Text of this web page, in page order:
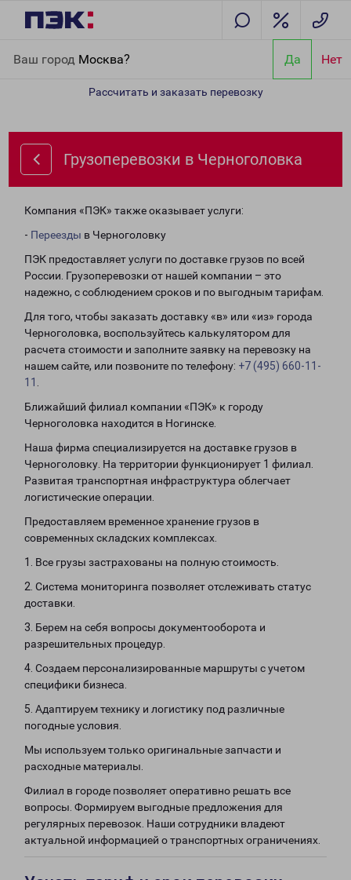
Ваш город Москва? Да Нет
Рассчитать и заказать перевозку
Грузоперевозки в Черноголовка
Компания «ПЭК» также оказывает услуги:
- Переезды в Черноголовку
ПЭК предоставляет услуги по доставке грузов по всей
России. Грузоперевозки от нашей компании – это
надежно, с соблюдением сроков и по выгодным тарифам.
Для того, чтобы заказать доставку «в» или «из» города
Черноголовка, воспользуйтесь калькулятором для
расчета стоимости и заполните заявку на перевозку на
нашем сайте, или позвоните по телефону: +7 (495) 660-11-
11
Ближайший филиал компании «ПЭК» к городу
Черноголовка находится в Ногинске.
Наша фирма специализируется на доставке грузов в
Черноголовку. На территории функционирует 1 филиал.
Развитая транспортная инфраструктура облегчает
логистические операции.
Предоставляем временное хранение грузов в
современных складских комплексах.
1. Все грузы застрахованы на полную стоимость.
2. Система мониторинга позволяет отслеживать статус
доставки.
3. Берем на себя вопросы документооборота и
разрешительных процедур.
4. Создаем персонализированные маршруты с учетом
специфики бизнеса.
5. Адаптируем технику и логистику под различные
погодные условия.
Мы используем только оригинальные запчасти и
расходные материалы.
Филиал в городе позволяет оперативно решать все
вопросы. Формируем выгодные предложения для
регулярных перевозок. Наши сотрудники владеют
актуальной информацией о транспортных ограничениях.